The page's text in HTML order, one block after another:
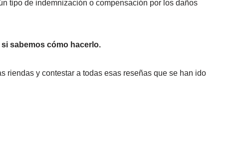
tipo de indemnización o compensación por los daños
sabemos cómo hacerlo.
riendas y contestar a todas esas reseñas que se han ido